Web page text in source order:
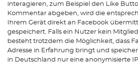
interagieren, zum Beispiel den Like
Kommentar abgeben, wird die
Ihrem Gerät direkt an Facebook
gespeichert. Falls ein Nutzer kein
besteht trotzdem die Möglichkeit, dass
Adresse in Erfahrung bringt und
in Deutschland nur eine anonymisierte